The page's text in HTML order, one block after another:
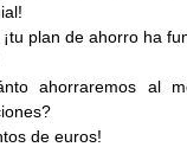
plan de ahorro ha
ahorraremos al
de euros!